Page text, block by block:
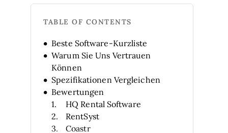
TABLE OF CONTENTS
Beste Software-Kurzliste
Warum Sie Uns Vertrauen
Können
Spezifikationen Vergleichen
Bewertungen
HQ Rental Software
RentSyst
Coastr